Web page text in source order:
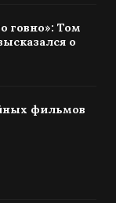
говно»: Том
о
фильмов